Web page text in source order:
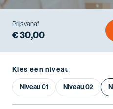
Prijs vanaf
€ 30,00
Kies een niveau
Niveau 01 Niveau 02